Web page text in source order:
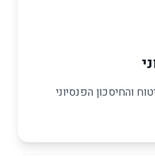
והחיסכון הפנסיוני